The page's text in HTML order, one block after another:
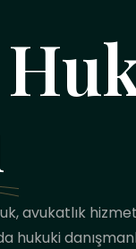
avukatlık
hukuki